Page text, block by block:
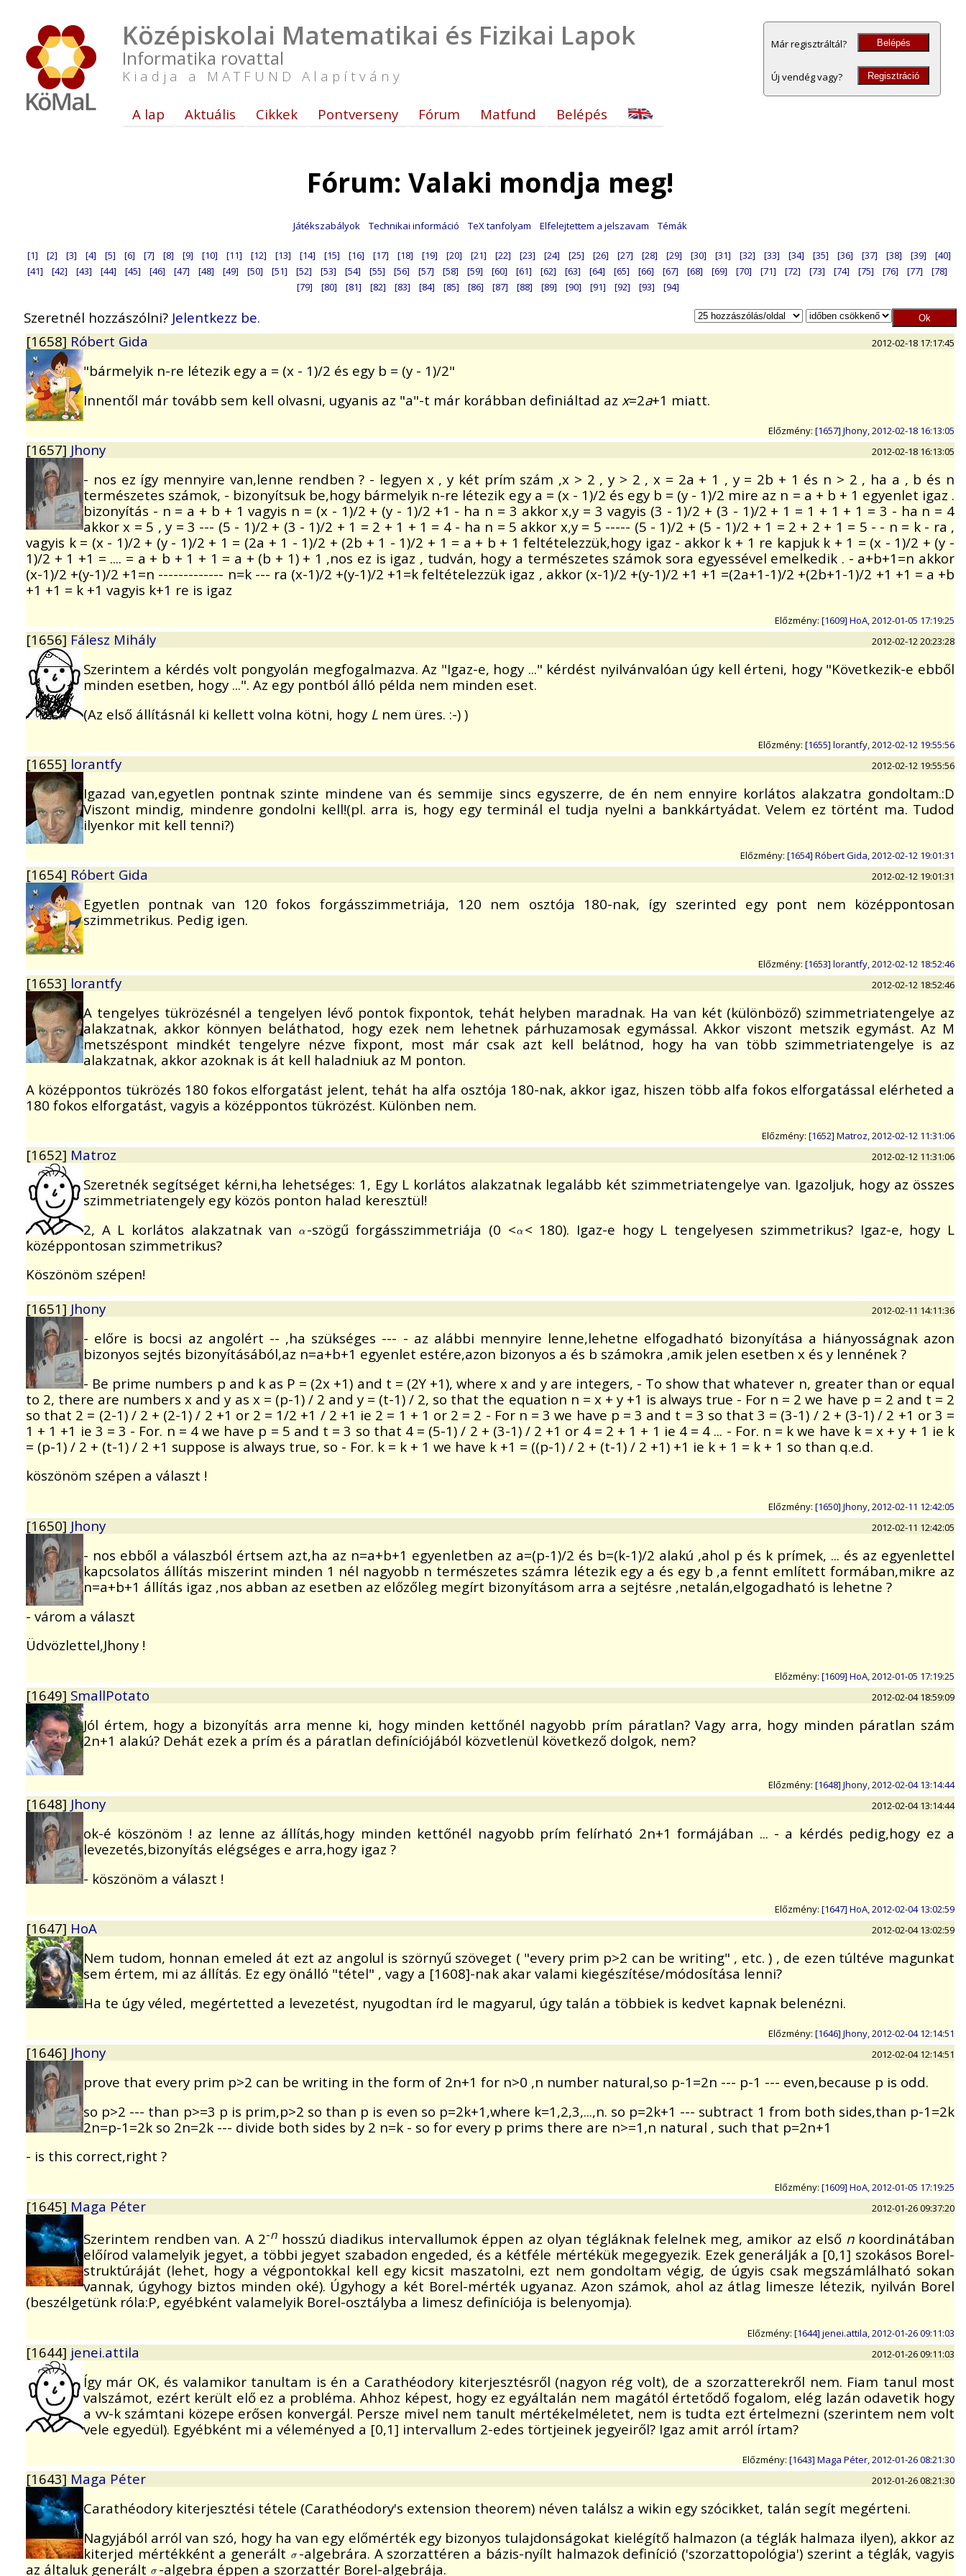
Középiskolai Matematikai és Fizikai Lapok
Informatika rovattal
Kiadja a MATFUND Alapítvány
Már regisztráltál? Belépés
Új vendég vagy? Regisztráció
A lap Aktuális Cikkek Pontverseny Fórum Matfund Belépés
Fórum: Valaki mondja meg!
Játékszabályok Technikai információ TeX tanfolyam Elfelejtettem a jelszavam Témák
[1] [2] [3] [4] [5] [6] [7] [8] [9] [10] [11] [12] [13] [14] [15] [16] [17] [18] [19] [20] [21] [22] [23] [24] [25] [26] [27] [28] [29] [30] [31] [32] [33] [34] [35] [36] [37] [38] [39]
[40]
[41]
[42] [43] [44] [45] [46] [47] [48] [49] [50] [51] [52] [53] [54] [55] [56] [57] [58] [59] [60] [61] [62] [63] [64] [65] [66] [67] [68] [69] [70] [71] [72] [73] [74] [75] [76] [77]
[78]
[79]
[80] [81] [82] [83] [84] [85] [86] [87] [88] [89] [90] [91] [92] [93] [94]
Szeretnél hozzászólni? Jelentkezz be.
[1658] Róbert Gida 2012-02-18 17:17:45
"bármelyik n-re létezik egy a = (x - 1)/2 és egy b = (y - 1)/2"
Innentől már tovább sem kell olvasni, ugyanis az "a"-t már korábban definiáltad az x=2a+1 miatt.
Előzmény: [1657] Jhony, 2012-02-18 16:13:05
[1657] Jhony 2012-02-18 16:13:05
- nos ez így mennyire van,lenne rendben ? - legyen x , y két prím szám ,x > 2 , y > 2 , x = 2a + 1 , y = 2b + 1 és n > 2 , ha a , b és n
természetes számok, - bizonyítsuk be,hogy bármelyik n-re létezik egy a = (x - 1)/2 és egy b = (y - 1)/2 mire az n = a + b + 1 egyenlet igaz .
bizonyítás - n = a + b + 1 vagyis n = (x - 1)/2 + (y - 1)/2 +1 - ha n = 3 akkor x,y = 3 vagyis (3 - 1)/2 + (3 - 1)/2 + 1 = 1 + 1 + 1 = 3 - ha n = 4
akkor x = 5 , y = 3 --- (5 - 1)/2 + (3 - 1)/2 + 1 = 2 + 1 + 1 = 4 - ha n = 5 akkor x,y = 5 ----- (5 - 1)/2 + (5 - 1)/2 + 1 = 2 + 2 + 1 = 5 - - n = k - ra ,
vagyis k = (x - 1)/2 + (y - 1)/2 + 1 = (2a + 1 - 1)/2 + (2b + 1 - 1)/2 + 1 = a + b + 1 feltételezzük,hogy igaz - akkor k + 1 re kapjuk k + 1 = (x - 1)/2 + (y -
1)/2 + 1 +1 = .... = a + b + 1 + 1 = a + (b + 1) + 1 ,nos ez is igaz , tudván, hogy a természetes számok sora egyessével emelkedik . - a+b+1=n akkor
(x-1)/2 +(y-1)/2 +1=n ------------- n=k --- ra (x-1)/2 +(y-1)/2 +1=k feltételezzük igaz , akkor (x-1)/2 +(y-1)/2 +1 +1 =(2a+1-1)/2 +(2b+1-1)/2 +1 +1 = a +b
+1 +1 = k +1 vagyis k+1 re is igaz
Előzmény: [1609] HoA, 2012-01-05 17:19:25
[1656] Fálesz Mihály 2012-02-12 20:23:28
Szerintem a kérdés volt pongyolán megfogalmazva. Az "Igaz-e, hogy ..." kérdést nyilvánvalóan úgy kell érteni, hogy "Következik-e ebből
minden esetben, hogy ...". Az egy pontból álló példa nem minden eset.
(Az első állításnál ki kellett volna kötni, hogy L nem üres. :-) )
Előzmény: [1655] lorantfy, 2012-02-12 19:55:56
[1655] lorantfy 2012-02-12 19:55:56
Igazad van,egyetlen pontnak szinte mindene van és semmije sincs egyszerre, de én nem ennyire korlátos alakzatra gondoltam.:D
Viszont mindig, mindenre gondolni kell!(pl. arra is, hogy egy terminál el tudja nyelni a bankkártyádat. Velem ez történt ma. Tudod
ilyenkor mit kell tenni?)
Előzmény: [1654] Róbert Gida, 2012-02-12 19:01:31
[1654] Róbert Gida 2012-02-12 19:01:31
Egyetlen pontnak van 120 fokos forgásszimmetriája, 120 nem osztója 180-nak, így szerinted egy pont nem középpontosan
szimmetrikus. Pedig igen.
Előzmény: [1653] lorantfy, 2012-02-12 18:52:46
[1653] lorantfy 2012-02-12 18:52:46
A tengelyes tükrözésnél a tengelyen lévő pontok fixpontok, tehát helyben maradnak. Ha van két (különböző) szimmetriatengelye az
alakzatnak, akkor könnyen beláthatod, hogy ezek nem lehetnek párhuzamosak egymással. Akkor viszont metszik egymást. Az M
metszéspont mindkét tengelyre nézve fixpont, most már csak azt kell belátnod, hogy ha van több szimmetriatengelye is az
alakzatnak, akkor azoknak is át kell haladniuk az M ponton.
A középpontos tükrözés 180 fokos elforgatást jelent, tehát ha alfa osztója 180-nak, akkor igaz, hiszen több alfa fokos elforgatással elérheted a
180 fokos elforgatást, vagyis a középpontos tükrözést. Különben nem.
Előzmény: [1652] Matroz, 2012-02-12 11:31:06
[1652] Matroz 2012-02-12 11:31:06
Szeretnék segítséget kérni,ha lehetséges: 1, Egy L korlátos alakzatnak legalább két szimmetriatengelye van. Igazoljuk, hogy az összes
szimmetriatengely egy közös ponton halad keresztül!
2, A L korlátos alakzatnak van
-szögű forgásszimmetriája (0 < < 180). Igaz-e hogy L tengelyesen szimmetrikus? Igaz-e, hogy L
középpontosan szimmetrikus?
Köszönöm szépen!
[1651] Jhony 2012-02-11 14:11:36
- előre is bocsi az angolért -- ,ha szükséges --- - az alábbi mennyire lenne,lehetne elfogadható bizonyítása a hiányosságnak azon
bizonyos sejtés bizonyításából,az n=a+b+1 egyenlet estére,azon bizonyos a és b számokra ,amik jelen esetben x és y lennének ?
- Be prime numbers p and k as P = (2x +1) and t = (2Y +1), where x and y are integers, - To show that whatever n, greater than or equal
to 2, there are numbers x and y as x = (p-1) / 2 and y = (t-1) / 2, so that the equation n = x + y +1 is always true - For n = 2 we have p = 2 and t = 2
so that 2 = (2-1) / 2 + (2-1) / 2 +1 or 2 = 1/2 +1 / 2 +1 ie 2 = 1 + 1 or 2 = 2 - For n = 3 we have p = 3 and t = 3 so that 3 = (3-1) / 2 + (3-1) / 2 +1 or 3 =
1 + 1 +1 ie 3 = 3 - For. n = 4 we have p = 5 and t = 3 so that 4 = (5-1) / 2 + (3-1) / 2 +1 or 4 = 2 + 1 + 1 ie 4 = 4 ... - For. n = k we have k = x + y + 1 ie k
= (p-1) / 2 + (t-1) / 2 +1 suppose is always true, so - For. k = k + 1 we have k +1 = ((p-1) / 2 + (t-1) / 2 +1) +1 ie k + 1 = k + 1 so than q.e.d.
köszönöm szépen a választ !
Előzmény: [1650] Jhony, 2012-02-11 12:42:05
[1650] Jhony 2012-02-11 12:42:05
- nos ebből a válaszból értsem azt,ha az n=a+b+1 egyenletben az a=(p-1)/2 és b=(k-1)/2 alakú ,ahol p és k prímek, ... és az egyenlettel
kapcsolatos állítás miszerint minden 1 nél nagyobb n természetes számra létezik egy a és egy b ,a fennt említett formában,mikre az
n=a+b+1 állítás igaz ,nos abban az esetben az előzőleg megírt bizonyításom arra a sejtésre ,netalán,elgogadható is lehetne ?
- várom a választ
Üdvözlettel,Jhony !
Előzmény: [1609] HoA, 2012-01-05 17:19:25
[1649] SmallPotato 2012-02-04 18:59:09
Jól értem, hogy a bizonyítás arra menne ki, hogy minden kettőnél nagyobb prím páratlan? Vagy arra, hogy minden páratlan szám
2n+1 alakú? Dehát ezek a prím és a páratlan definíciójából közvetlenül következő dolgok, nem?
Előzmény: [1648] Jhony, 2012-02-04 13:14:44
[1648] Jhony 2012-02-04 13:14:44
ok-é köszönöm ! az lenne az állítás,hogy minden kettőnél nagyobb prím felírható 2n+1 formájában ... - a kérdés pedig,hogy ez a
levezetés,bizonyítás elégséges e arra,hogy igaz ?
- köszönöm a választ !
Előzmény: [1647] HoA, 2012-02-04 13:02:59
[1647] HoA 2012-02-04 13:02:59
Nem tudom, honnan emeled át ezt az angolul is szörnyű szöveget ( "every prim p>2 can be writing" , etc. ) , de ezen túltéve magunkat
sem értem, mi az állítás. Ez egy önálló "tétel" , vagy a [1608]-nak akar valami kiegészítése/módosítása lenni?
Ha te úgy véled, megértetted a levezetést, nyugodtan írd le magyarul, úgy talán a többiek is kedvet kapnak belenézni.
Előzmény: [1646] Jhony, 2012-02-04 12:14:51
[1646] Jhony 2012-02-04 12:14:51
prove that every prim p>2 can be writing in the form of 2n+1 for n>0 ,n number natural,so p-1=2n --- p-1 --- even,because p is odd.
so p>2 --- than p>=3 p is prim,p>2 so than p is even so p=2k+1,where k=1,2,3,...,n. so p=2k+1 --- subtract 1 from both sides,than p-1=2k
2n=p-1=2k so 2n=2k --- divide both sides by 2 n=k - so for every p prims there are n>=1,n natural , such that p=2n+1
- is this correct,right ?
Előzmény: [1609] HoA, 2012-01-05 17:19:25
[1645] Maga Péter 2012-01-26 09:37:20
Szerintem rendben van. A 2-nhosszú diadikus intervallumok éppen az olyan tégláknak felelnek meg, amikor az első nkoordinátában
előírod valamelyik jegyet, a többi jegyet szabadon engeded, és a kétféle mértékük megegyezik. Ezek generálják a [0,1] szokásos Borel-
struktúráját (lehet, hogy a végpontokkal kell egy kicsit maszatolni, ezt nem gondoltam végig, de úgyis csak megszámlálható sokan
vannak, úgyhogy biztos minden oké). Úgyhogy a két Borel-mérték ugyanaz. Azon számok, ahol az átlag limesze létezik, nyilván Borel
(beszélgetünk róla:P, egyébként valamelyik Borel-osztályba a limesz definíciója is belenyomja).
Előzmény: [1644] jenei.attila, 2012-01-26 09:11:03
[1644] jenei.attila 2012-01-26 09:11:03
Így már OK, és valamikor tanultam is én a Carathéodory kiterjesztésről (nagyon rég volt), de a szorzatterekről nem. Fiam tanul most
valszámot, ezért került elő ez a probléma. Ahhoz képest, hogy ez egyáltalán nem magától értetődő fogalom, elég lazán odavetik hogy
a vv-k számtani közepe erősen konvergál. Persze mivel nem tanult mértékelméletet, nem is tudta ezt értelmezni (szerintem nem volt
vele egyedül). Egyébként mi a véleményed a [0,1] intervallum 2-edes törtjeinek jegyeiről? Igaz amit arról írtam?
Előzmény: [1643] Maga Péter, 2012-01-26 08:21:30
[1643] Maga Péter 2012-01-26 08:21:30
Carathéodory kiterjesztési tétele (Carathéodory's extension theorem) néven találsz a wikin egy szócikket, talán segít megérteni.
Nagyjából arról van szó, hogy ha van egy előmérték egy bizonyos tulajdonságokat kielégítő halmazon (a téglák halmaza ilyen), akkor az
kiterjed mértékként a generált
-algebrára. A szorzattéren a bázis-nyílt halmazok definíció ('szorzattopológia') szerint a téglák, vagyis
az általuk generált
-algebra éppen a szorzattér Borel-algebrája.